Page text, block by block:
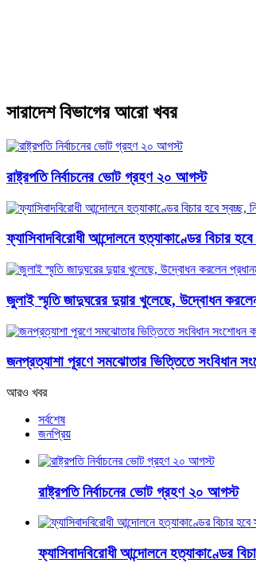
সারাদেশ বিভাগের আরো খবর
রাষ্ট্রপতি নির্বাচনের ভোট গ্রহণ ২০ আগস্ট
ফ্যাসিবাদবিরোধী আন্দোলনে হত্যাকাণ্ডের বিচার
জুলাই স্মৃতি জাদুঘরের দুয়ার খুলেছে, উদ্বোধন করলেন
জনপ্রত্যাশা পূরণে সমঝোতার ভিত্তিতে সংবিধান
আরও খবর
সর্বশেষ
জনপ্রিয়
রাষ্ট্রপতি নির্বাচনের ভোট গ্রহণ ২০ আগস্ট
ফ্যাসিবাদবিরোধী আন্দোলনে হত্যাকাণ্ডের